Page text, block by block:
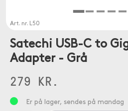
Art. nr. L50
Satechi USB-C to
Adapter - Grå
279 KR.
Er på lager, sendes på mandag